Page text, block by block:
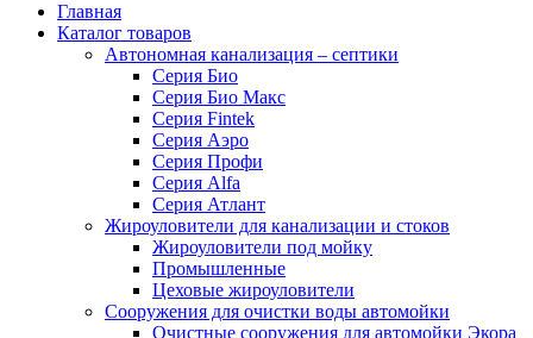
Главная
Каталог товаров
Автономная канализация – септики
Серия Био
Серия Био Макс
Серия Fintek
Серия Аэро
Серия Профи
Серия Alfa
Серия Атлант
Жироуловители для канализации и стоков
Жироуловители под мойку
Промышленные
Цеховые жироуловители
Сооружения для очистки воды автомойки
Очистные сооружения для автомойки Экора